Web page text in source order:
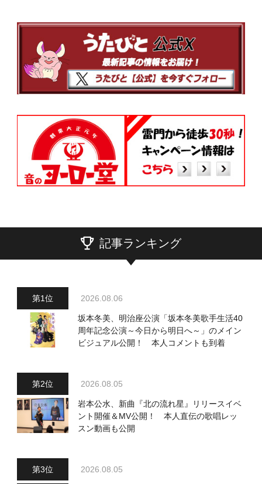
記事ランキング
2026.08.06
坂本冬美、明治座公演「坂本冬美歌手生活40
周年記念公演～今日から明日へ～」のメイン
ビジュアル公開！ 本人コメントも到着
2026.08.05
岩本公水、新曲『北の流れ星』リリースイベ
ント開催＆MV公開！ 本人直伝の歌唱レッ
スン動画も公開
2026.08.05